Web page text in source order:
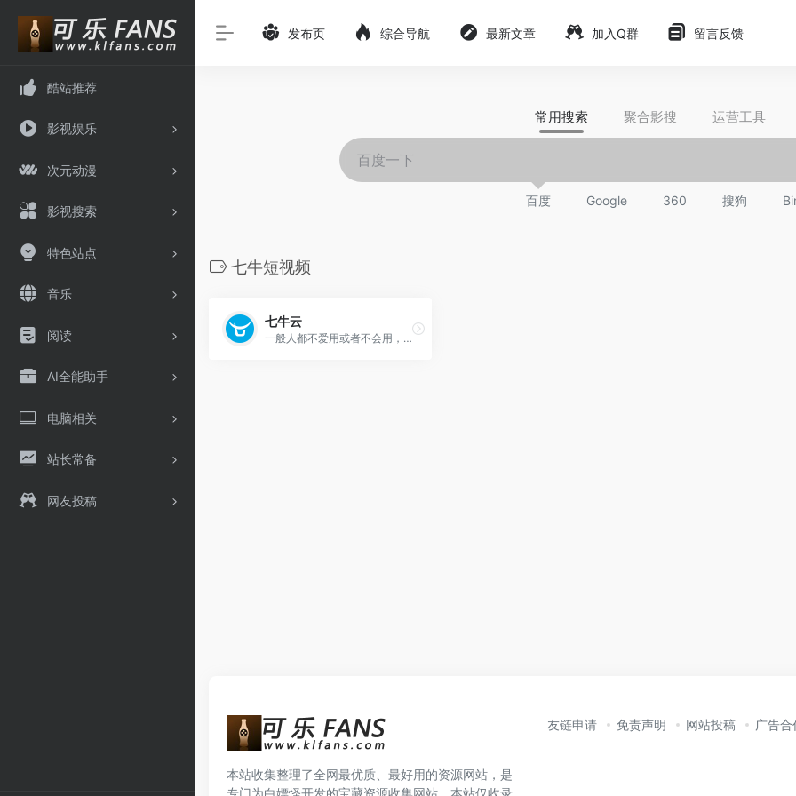
酷站推荐
影视娱乐
次元动漫
影视搜索
特色站点
音乐
阅读
AI全能助手
电脑相关
站长常备
网友投稿
发布页 综合导航 最新文章 加入Q群 留言反馈
常用搜索 聚合影搜 运营工具
百度 Google 360 搜狗
七牛短视频
七牛云
一般人都不爱用或者不会用，还费钱
本站收集整理了全网最优质、最好用的资源网站，是
专门为白嫖怪开发的宝藏资源收集网站。本站仅收录
友链申请 免责声明 网站投稿 广告合